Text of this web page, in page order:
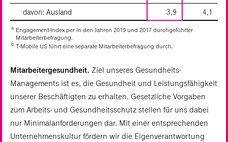
a Engagement-Index per in den Jahren 2019 und 2017 durchgeführter
Mitarbeiterbefragung.
b T‑Mobile US führt eine separate Mitarbeiterbefragung durch.
davon: Ausland
3,9 4,1
Mitarbeitergesundheit. Ziel unseres Gesundheits-
Managements ist es, die Gesundheit und Leistungsfähigkeit
unserer Beschäftigten zu erhalten. Gesetzliche Vorgaben
zum Arbeits- und Gesundheitsschutz stellen für uns dabei
nur Minimalanforderungen dar. Mit einer entsprechenden
Unternehmenskultur fördern wir die Eigenverantwortung